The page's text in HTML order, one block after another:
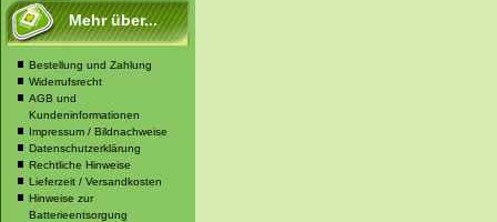
Mehr über...
Bestellung und Zahlung
Widerrufsrecht
AGB und
Kundeninformationen
Impressum / Bildnachweise
Datenschutzerklärung
Rechtliche Hinweise
Lieferzeit / Versandkosten
Hinweise zur
Batterieentsorgung